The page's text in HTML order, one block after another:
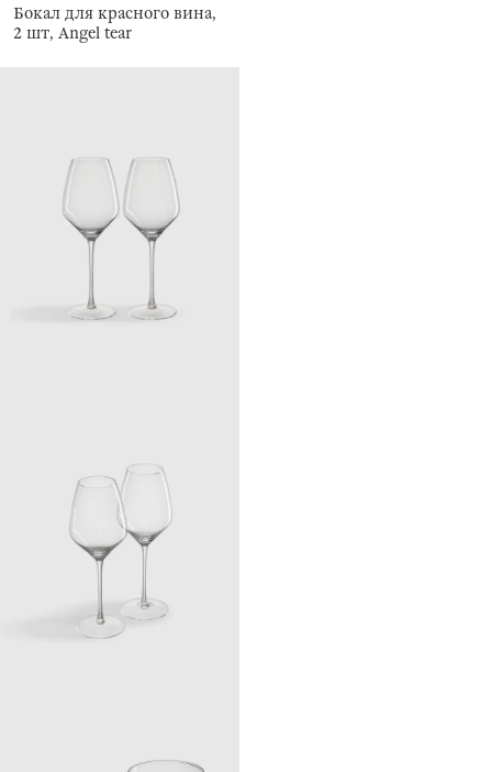
Бокал для красного вина,
2 шт, Angel tear